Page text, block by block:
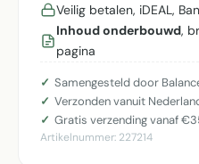
Veilig betalen, iDEAL,
Inhoud onderbouwd,
pagina
Samengesteld door
Verzonden vanuit
Gratis verzending vanaf
Artikelnummer: 227214